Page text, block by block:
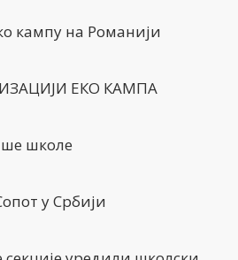
кампу на Романији
ЕКО КАМПА
школе
у Србији